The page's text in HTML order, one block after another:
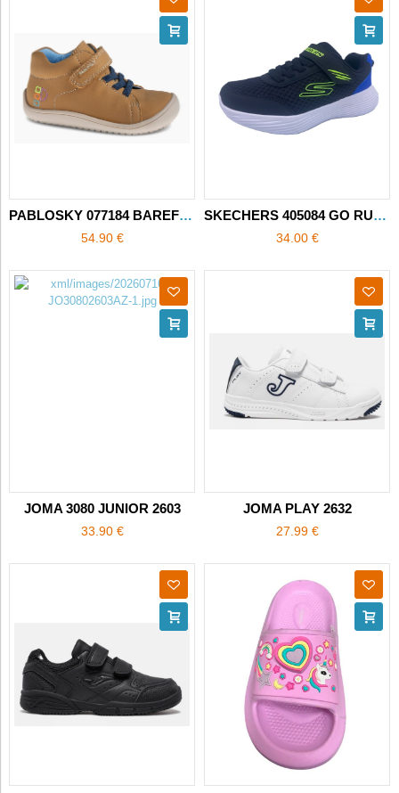
PABLOSKY 077184 BAREFOOT
54.90 €
SKECHERS 405084 GO RUN QUANTA-STRIDE
34.00 €
JOMA 3080 JUNIOR 2603
33.90 €
JOMA PLAY 2632
27.99 €